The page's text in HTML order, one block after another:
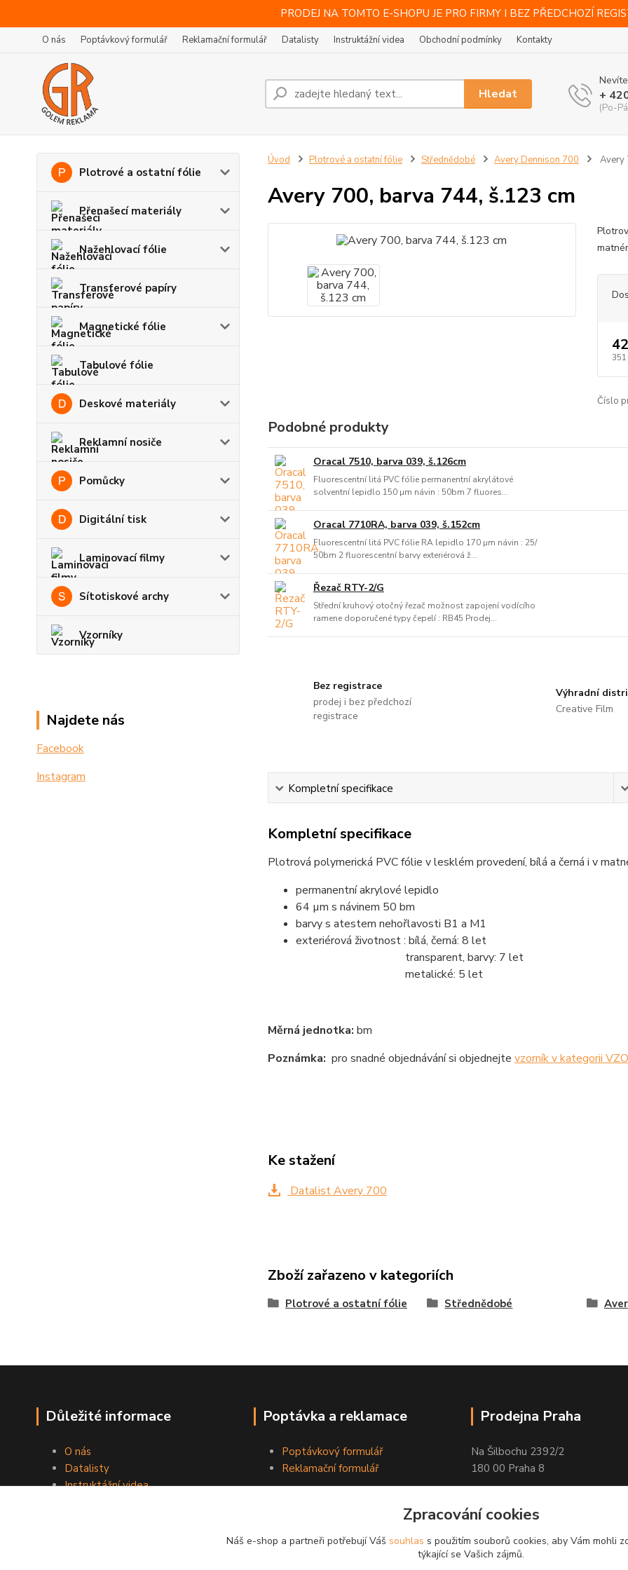
PRODEJ NA TOMTO E-SHOPU JE PRO FIRMY I BEZ PŘEDCHOZÍ
O nás Poptávkový formulář Reklamační formulář Datalisty Instruktážní videa Obchodní podmínky Kontakty
Hledat +
(Po-
Plotrové a ostatní fólie
Přenašecí materiály
Nažehlovací fólie
Transferové papíry
Magnetické fólie
Tabulové fólie
Deskové materiály
Reklamní nosiče
Pomůcky
Digitální tisk
Laminovací filmy
Sítotiskové archy
Vzorníky
Najdete nás
Facebook
Instagram
Úvod Plotrové a ostatní fólie Střednědobé Avery Dennison 700 Avery
Avery 700, barva 744, š.123 cm
351
Číslo
Podobné produkty
Oracal 7510, barva 039, š.126cm
Fluorescentní litá PVC fólie permanentní akrylátové
solventní lepidlo 150 µm návin : 50bm 7 fluores...
Oracal 7710RA, barva 039, š.152cm
Fluorescentní litá PVC fólie RA lepidlo 170 µm návin : 25/
50bm 2 fluorescentní barvy exteriérová ž...
Řezač RTY-2/G
Střední kruhový otočný řezač možnost zapojení vodícího
ramene doporučené typy čepelí : RB45 Prodej...
Bez registrace
prodej i bez předchozí
registrace
Výhradní
Creative Film
Kompletní specifikace
Kompletní specifikace
Plotrová polymerická PVC fólie v lesklém provedení, bílá a černá i v
permanentní akrylové lepidlo
64 µm s návinem 50 bm
barvy s atestem nehořlavosti B1 a M1
exteriérová životnost : bílá, černá: 8 let
transparent, barvy: 7 let
metalické: 5 let
Měrná jednotka: bm
Poznámka: pro snadné objednávání si objednejte vzorník v kategorii
Ke stažení
Datalist Avery 700
Zboží zařazeno v kategoriích
Plotrové a ostatní fólie Střednědobé
Důležité informace
O nás
Datalisty
Instruktážní videa
Poptávka a reklamace
Poptávkový formulář
Reklamační formulář
Prodejna Praha
Na Šilbochu 2392/2
180 00 Praha 8
Odkaz na Google mapu
Zpracování cookies
Náš e-shop a partneři potřebují Váš souhlas s použitím souborů cookies, aby Vám mohli
týkající se Vašich zájmů.